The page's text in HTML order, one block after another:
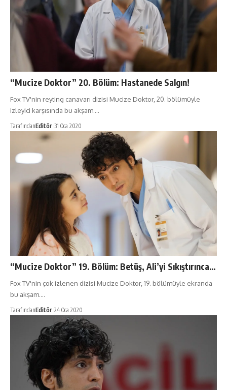
“Mucize Doktor” 20. Bölüm: Hastanede Salgın!
Fox TV'nin reyting canavarı dizisi Mucize Doktor, 20. bölümüyle
izleyici karşısında bu akşam.…
TarafındanEditör 31 Oca 2020
“Mucize Doktor” 19. Bölüm: Betüş, Ali’yi Sıkıştırınca…
Fox TV'nin çok izlenen dizisi Mucize Doktor, 19. bölümüyle ekranda
bu akşam.…
TarafındanEditör 24 Oca 2020